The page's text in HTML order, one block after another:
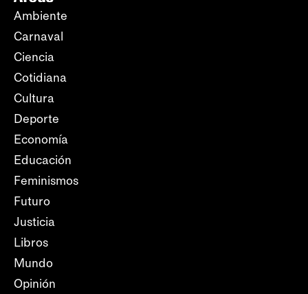
Ambiente
Carnaval
Ciencia
Cotidiana
Cultura
Deporte
Economía
Educación
Feminismos
Futuro
Justicia
Libros
Mundo
Opinión